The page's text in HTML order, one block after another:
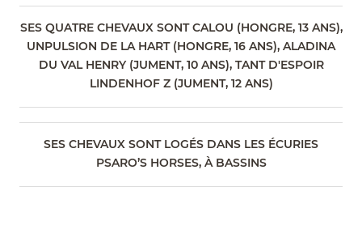
SES QUATRE CHEVAUX SONT CALOU (HONGRE, 13 ANS),
UNPULSION DE LA HART (HONGRE, 16 ANS), ALADINA
DU VAL HENRY (JUMENT, 10 ANS), TANT D'ESPOIR
LINDENHOF Z (JUMENT, 12 ANS)
SES CHEVAUX SONT LOGÉS DANS LES ÉCURIES
PSARO’S HORSES, À BASSINS